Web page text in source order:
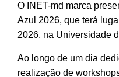
O INET-md marca
Azul 2026, que terá
2026, na Universidade
Ao longo de um dia
realização de